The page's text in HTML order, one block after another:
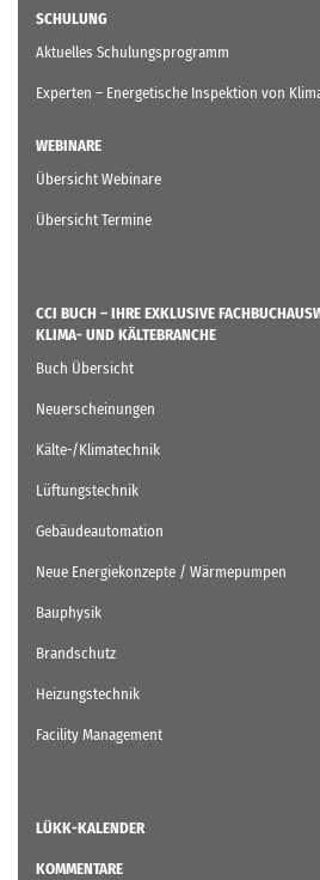
SCHULUNG
Aktuelles Schulungsprogramm
Experten – Energetische Inspektion von
WEBINARE
Übersicht Webinare
Übersicht Termine
CCI BUCH – IHRE EXKLUSIVE
KLIMA- UND KÄLTEBRANCHE
Buch Übersicht
Neuerscheinungen
Kälte-/Klimatechnik
Lüftungstechnik
Gebäudeautomation
Neue Energiekonzepte / Wärmepumpen
Bauphysik
Brandschutz
Heizungstechnik
Facility Management
LÜKK-KALENDER
KOMMENTARE